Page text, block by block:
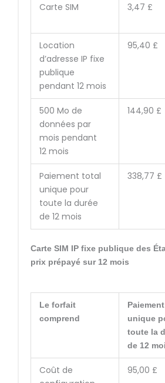
Carte SIM 3,47 £
Location
d’adresse IP fixe
publique
pendant 12 mois
95,40 £
500 Mo de
données par
mois pendant
12 mois
144,90 £
Paiement total
unique pour
toute la durée
de 12 mois
338,77 £
Carte SIM IP fixe publique des
prix prépayé sur 12 mois
Le forfait
comprend
Paiement
unique
toute la
de 12
Coût de
95,00 £